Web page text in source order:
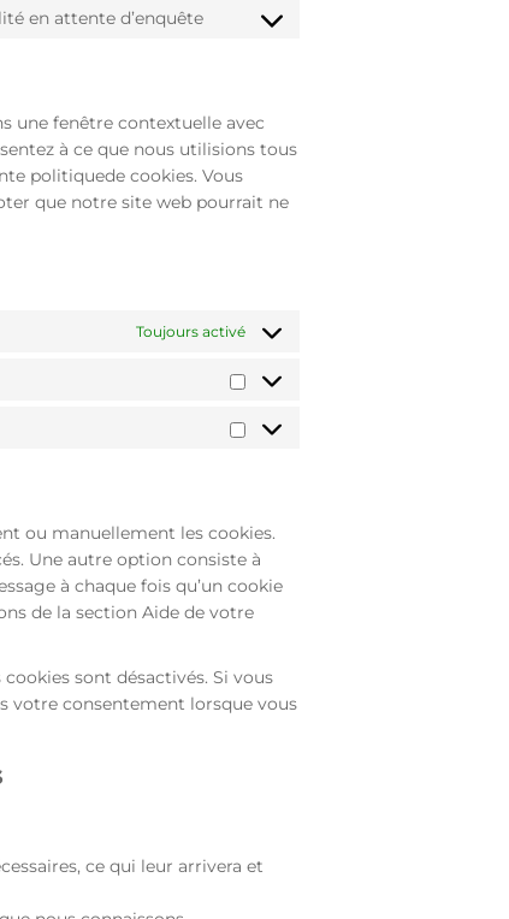
facebook
service
en attente d’enquête
Consent
une fenêtre contextuelle avec
à ce que nous utilisions tous
politiquede cookies. Vous
que notre site web pourrait ne
Toujours activé
Statistiques
Marketing
ou manuellement les cookies.
Une autre option consiste à
à chaque fois qu’un cookie
de la section Aide de votre
sont désactivés. Si vous
votre consentement lorsque vous
ce qui leur arrivera et